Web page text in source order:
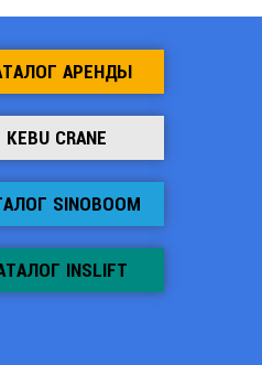
АРЕНДЫ
CRANE
SINOBOOM
INSLIFT